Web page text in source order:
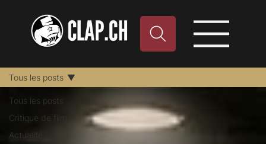
Tous les posts
Critique de film
Actualité
Tous les posts